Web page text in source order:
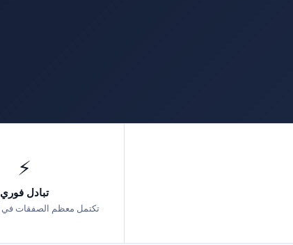
⚡
تبادل فوري
تكتمل معظم الصفقات في 10-30 دقيقة